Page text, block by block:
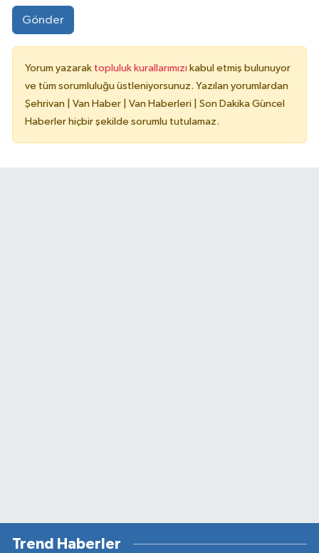
Gönder
Yorum yazarak topluluk kurallarımızı kabul etmiş bulunuyor
ve tüm sorumluluğu üstleniyorsunuz. Yazılan yorumlardan
Şehrivan | Van Haber | Van Haberleri | Son Dakika Güncel
Haberler hiçbir şekilde sorumlu tutulamaz.
Trend Haberler